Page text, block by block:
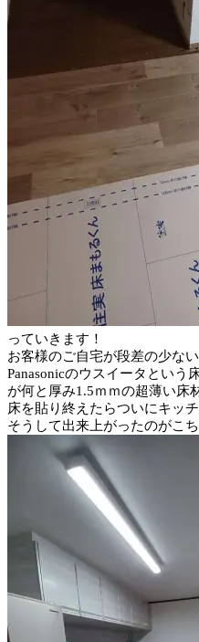
っていきます！
お客様のご自宅が段差の少な
Panasonicのウスイータという
が何と厚み1.5ｍｍの超薄い床
床を貼り終えたらついにキッ
そうして出来上がったのがこち